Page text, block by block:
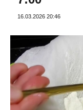
16.03.2026 20:46